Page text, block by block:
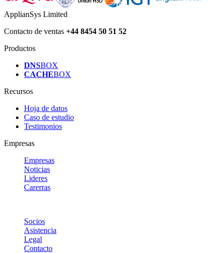
ApplianSys Limited
Contacto de ventas +44 8454 50 51 52
Productos
DNSBOX
CACHEBOX
Recursos
Hoja de datos
Caso de estudio
Testimonios
Empresas
Empresas
Noticias
Lideres
Carerras
Socios
Asistencia
Legal
Contacto